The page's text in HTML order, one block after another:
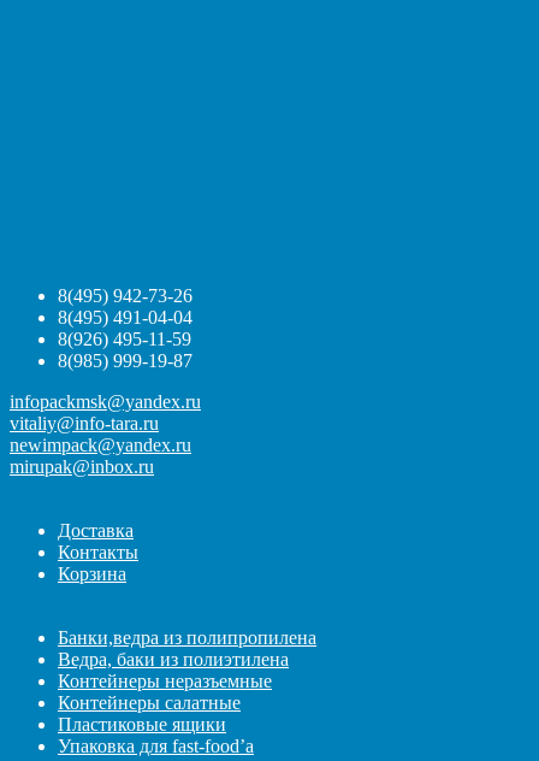
8(495) 942-73-26
8(495) 491-04-04
8(926) 495-11-59
8(985) 999-19-87
infopackmsk@yandex.ru
vitaliy@info-tara.ru
newimpack@yandex.ru
mirupak@inbox.ru
Доставка
Контакты
Корзина
Банки,ведра из полипропилена
Ведра, баки из полиэтилена
Контейнеры неразъемные
Контейнеры салатные
Пластиковые ящики
Упаковка для fast-food’а